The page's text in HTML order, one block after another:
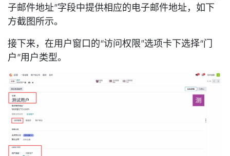
子邮件地址”字段中提供相应的电子邮件地址，如下
方截图所示。
接下来，在用户窗口的“访问权限”选项卡下选择“门
户”用户类型。